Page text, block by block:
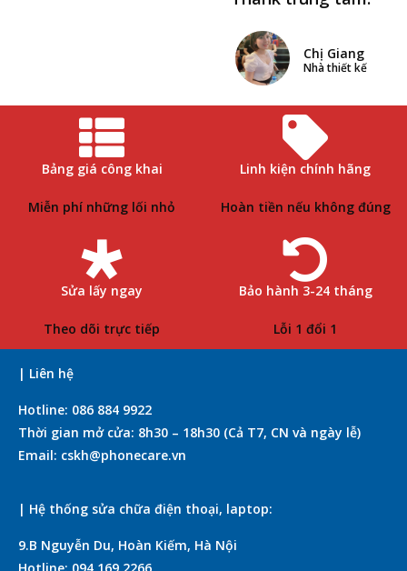
Chị Giang
Nhà thiết kế
Bảng giá công khai
Miễn phí những lối nhỏ
Linh kiện chính hãng
Hoàn tiền nếu không đúng
Sửa lấy ngay
Theo dõi trực tiếp
Bảo hành 3-24 tháng
Lỗi 1 đổi 1
| Liên hệ
Hotline: 086 884 9922
Thời gian mở cửa: 8h30 – 18h30 (Cả T7, CN và ngày lễ)
Email: cskh@phonecare.vn
| Hệ thống sửa chữa điện thoại, laptop:
9.B Nguyễn Du, Hoàn Kiếm, Hà Nội
Hotline: 094 169 2266